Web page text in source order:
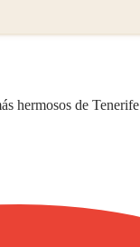
hermosos de Tenerife